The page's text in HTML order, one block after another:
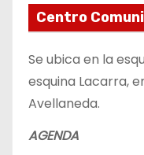
Centro
Se ubica en la
esquina Lacarra,
Avellaneda.
AGENDA